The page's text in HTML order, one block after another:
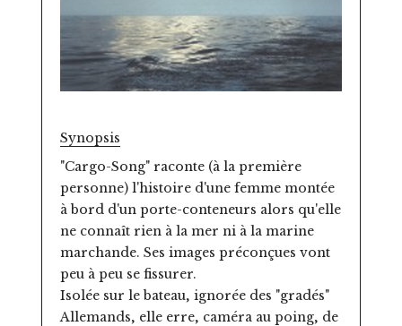
Synopsis
"Cargo-Song" raconte (à la première
personne) l'histoire d'une femme montée
à bord d'un porte-conteneurs alors qu'elle
ne connaît rien à la mer ni à la marine
marchande. Ses images préconçues vont
peu à peu se fissurer.
Isolée sur le bateau, ignorée des "gradés"
Allemands, elle erre, caméra au poing, de